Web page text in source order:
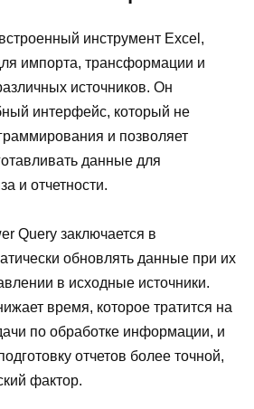
инструмент Excel,
импорта, трансформации и
источников. Он
интерфейс, который не
и позволяет
данные для
и отчетности.
Query заключается в
обновлять данные при их
в исходные источники.
время, которое тратится на
по обработке информации, и
отчетов более точной,
фактор.